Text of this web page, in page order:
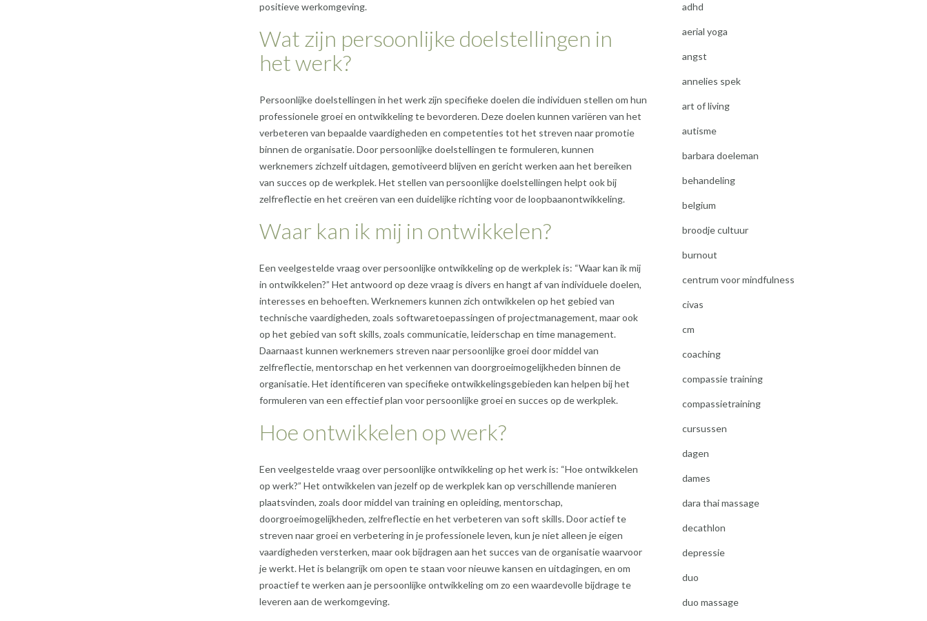
positieve werkomgeving.
Wat zijn persoonlijke doelstellingen in
het werk?
Persoonlijke doelstellingen in het werk zijn specifieke doelen die individuen stellen om hun
professionele groei en ontwikkeling te bevorderen. Deze doelen kunnen variëren van het
verbeteren van bepaalde vaardigheden en competenties tot het streven naar promotie
binnen de organisatie. Door persoonlijke doelstellingen te formuleren, kunnen
werknemers zichzelf uitdagen, gemotiveerd blijven en gericht werken aan het bereiken
van succes op de werkplek. Het stellen van persoonlijke doelstellingen helpt ook bij
zelfreflectie en het creëren van een duidelijke richting voor de loopbaanontwikkeling.
Waar kan ik mij in ontwikkelen?
Een veelgestelde vraag over persoonlijke ontwikkeling op de werkplek is: “Waar kan ik mij
in ontwikkelen?” Het antwoord op deze vraag is divers en hangt af van individuele doelen,
interesses en behoeften. Werknemers kunnen zich ontwikkelen op het gebied van
technische vaardigheden, zoals softwaretoepassingen of projectmanagement, maar ook
op het gebied van soft skills, zoals communicatie, leiderschap en time management.
Daarnaast kunnen werknemers streven naar persoonlijke groei door middel van
zelfreflectie, mentorschap en het verkennen van doorgroeimogelijkheden binnen de
organisatie. Het identificeren van specifieke ontwikkelingsgebieden kan helpen bij het
formuleren van een effectief plan voor persoonlijke groei en succes op de werkplek.
Hoe ontwikkelen op werk?
Een veelgestelde vraag over persoonlijke ontwikkeling op het werk is: “Hoe ontwikkelen
op werk?” Het ontwikkelen van jezelf op de werkplek kan op verschillende manieren
plaatsvinden, zoals door middel van training en opleiding, mentorschap,
doorgroeimogelijkheden, zelfreflectie en het verbeteren van soft skills. Door actief te
streven naar groei en verbetering in je professionele leven, kun je niet alleen je eigen
vaardigheden versterken, maar ook bijdragen aan het succes van de organisatie waarvoor
je werkt. Het is belangrijk om open te staan voor nieuwe kansen en uitdagingen, en om
proactief te werken aan je persoonlijke ontwikkeling om zo een waardevolle bijdrage te
leveren aan de werkomgeving.
adhd
aerial yoga
angst
annelies spek
art of living
autisme
barbara doeleman
behandeling
belgium
broodje cultuur
burnout
centrum voor mindfulness
civas
cm
coaching
compassie training
compassietraining
cursussen
dagen
dames
dara thai massage
decathlon
depressie
duo
duo massage